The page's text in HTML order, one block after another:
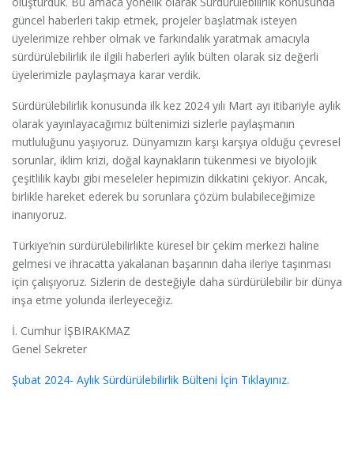
güncel haberleri takip etmek, projeler başlatmak isteyen
üyelerimize rehber olmak ve farkındalık yaratmak amacıyla
sürdürülebilirlik ile ilgili haberleri aylık bülten olarak siz değerli
üyelerimizle paylaşmaya karar verdik.
Sürdürülebilirlik konusunda ilk kez 2024 yılı Mart ayı itibariyle aylık
olarak yayınlayacağımız bültenimizi sizlerle paylaşmanın
mutluluğunu yaşıyoruz. Dünyamızın karşı karşıya olduğu çevresel
sorunlar, iklim krizi, doğal kaynakların tükenmesi ve biyolojik
çeşitlilik kaybı gibi meseleler hepimizin dikkatini çekiyor. Ancak,
birlikle hareket ederek bu sorunlara çözüm bulabileceğimize
inanıyoruz.
Türkiye’nin sürdürülebilirlikte küresel bir çekim merkezi haline
gelmesi ve ihracatta yakalanan başarının daha ileriye taşınması
için çalışıyoruz. Sizlerin de desteğiyle daha sürdürülebilir bir dünya
inşa etme yolunda ilerleyeceğiz.
İ. Cumhur İŞBIRAKMAZ
Genel Sekreter
Şubat 2024- Aylık Sürdürülebilirlik Bülteni İçin Tıklayınız.